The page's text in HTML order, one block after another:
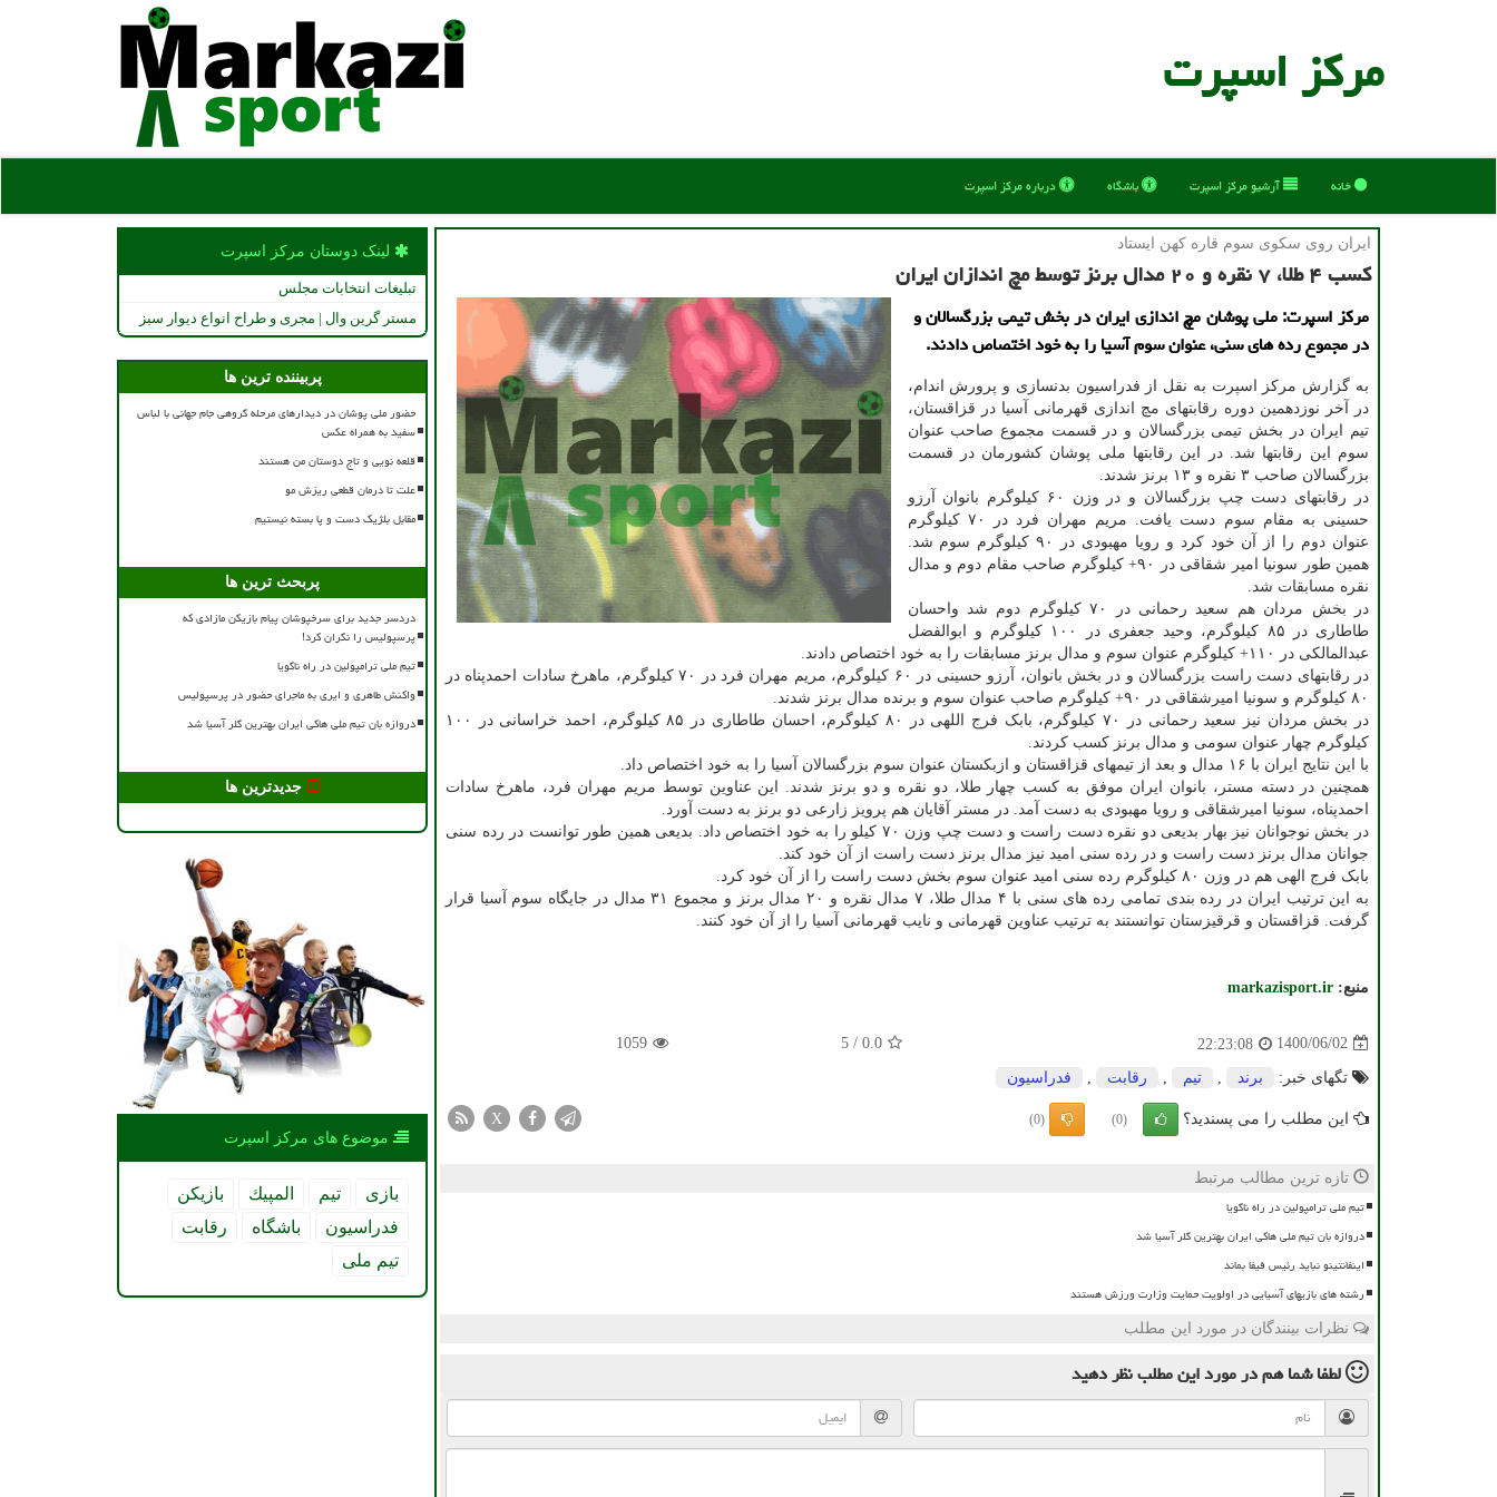
مركز اسپرت
خانه آرشیو مركز اسپرت باشگاه درباره مركز اسپرت
ایران روی سكوی سوم قاره كهن ایستاد
کسب ۴ طلا، ۷ نقره و ۲۰ مدال برنز توسط مچ اندازان ایران
مرکز اسپرت: ملی پوشان مچ اندازی ایران در بخش تیمی بزرگسالان و
در مجموع رده های سنی، عنوان سوم آسیا را به خود اختصاص دادند.
به گزارش مرکز اسپرت به نقل از فدراسیون بدنسازی و پرورش اندام،
در آخر نوزدهمین دوره رقابتهای مچ اندازی قهرمانی آسیا در قزاقستان،
تیم ایران در بخش تیمی بزرگسالان و در قسمت مجموع صاحب عنوان
سوم این رقابتها شد. در این رقابتها ملی پوشان کشورمان در قسمت
بزرگسالان صاحب ۳ نقره و ۱۳ برنز شدند.
در رقابتهای دست چپ بزرگسالان و در وزن ۶۰ کیلوگرم بانوان آرزو
حسینی به مقام سوم دست یافت. مریم مهران فرد در ۷۰ کیلوگرم
عنوان دوم را از آن خود کرد و رویا مهبودی در ۹۰ کیلوگرم سوم شد.
همین طور سونیا امیر شقاقی در ۹۰+ کیلوگرم صاحب مقام دوم و مدال
نقره مسابقات شد.
در بخش مردان هم سعید رحمانی در ۷۰ کیلوگرم دوم شد واحسان
طاطاری در ۸۵ کیلوگرم، وحید جعفری در ۱۰۰ کیلوگرم و ابوالفضل
عبدالمالکی در ۱۱۰+ کیلوگرم عنوان سوم و مدال برنز مسابقات را به خود اختصاص دادند.
در رقابتهای دست راست بزرگسالان و در بخش بانوان، آرزو حسینی در ۶۰ کیلوگرم، مریم مهران فرد در ۷۰ کیلوگرم، ماهرخ سادات احمدپناه در
۸۰ کیلوگرم و سونیا امیرشقاقی در ۹۰+ کیلوگرم صاحب عنوان سوم و برنده مدال برنز شدند.
در بخش مردان نیز سعید رحمانی در ۷۰ کیلوگرم، بابک فرج اللهی در ۸۰ کیلوگرم، احسان طاطاری در ۸۵ کیلوگرم، احمد خراسانی در ۱۰۰
کیلوگرم چهار عنوان سومی و مدال برنز کسب کردند.
با این نتایج ایران با ۱۶ مدال و بعد از تیمهای قزاقستان و ازبکستان عنوان سوم بزرگسالان آسیا را به خود اختصاص داد.
همچنین در دسته مستر، بانوان ایران موفق به کسب چهار طلا، دو نقره و دو برنز شدند. این عناوین توسط مریم مهران فرد، ماهرخ سادات
احمدپناه، سونیا امیرشقاقی و رویا مهبودی به دست آمد. در مستر آقایان هم پرویز زارعی دو برنز به دست آورد.
در بخش نوجوانان نیز بهار بدیعی دو نقره دست راست و دست چپ وزن ۷۰ کیلو را به خود اختصاص داد. بدیعی همین طور توانست در رده سنی
جوانان مدال برنز دست راست و در رده سنی امید نیز مدال برنز دست راست از آن خود کند.
بابک فرج الهی هم در وزن ۸۰ کیلوگرم رده سنی امید عنوان سوم بخش دست راست را از آن خود کرد.
به این ترتیب ایران در رده بندی تمامی رده های سنی با ۴ مدال طلا، ۷ مدال نقره و ۲۰ مدال برنز و مجموع ۳۱ مدال در جایگاه سوم آسیا قرار
گرفت. قزاقستان و قرقیزستان توانستند به ترتیب عناوین قهرمانی و نایب قهرمانی آسیا را از آن خود کنند.
منبع: markazisport.ir
1400/06/02
22:23:08
0.0
/
5
1059
تگهای خبر: برند تیم رقابت فدراسیون
این مطلب را می پسندید؟ (0)
(0)
X
تازه ترین مطالب مرتبط
تیم ملی ترامپولین در راه ناگویا
دروازه بان تیم ملی هاکی ایران بهترین گلر آسیا شد
اینفانتینو نباید رئیس فیفا بماند
رشته های بازیهای آسیایی در اولویت حمایت وزارت ورزش هستند
نظرات بینندگان در مورد این مطلب
لطفا شما همدر مورد این مطلبنظر دهید
لینک دوستان مركز اسپرت
تبلیغات انتخابات مجلس
مستر گرین وال | مجری و طراح انواع دیوار سبز
پربیننده ترین ها
حضور ملی پوشان در دیدارهای مرحله گروهی جام جهانی با لباس
سفید به همراه عکس
قلعه نویی و تاج دوستان من هستند
علت تا درمان قطعی ریزش مو
مقابل بلژیک دست و پا بسته نیستیم
پربحث ترین ها
دردسر جدید برای سرخپوشان پیام بازیکن مازادی که
پرسپولیس را نگران کرد!
تیم ملی ترامپولین در راه ناگویا
واکنش طاهری و ایری به ماجرای حضور در پرسپولیس
دروازه بان تیم ملی هاکی ایران بهترین گلر آسیا شد
جدیدترین ها
موضوع های مركز اسپرت
بازی تیم المپیك
بازیكن
فدراسیون
باشگاه
رقابت
تیم ملی